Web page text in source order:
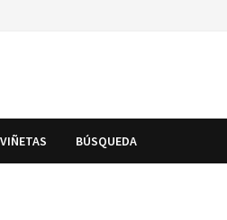
VIÑETAS BÚSQUEDA